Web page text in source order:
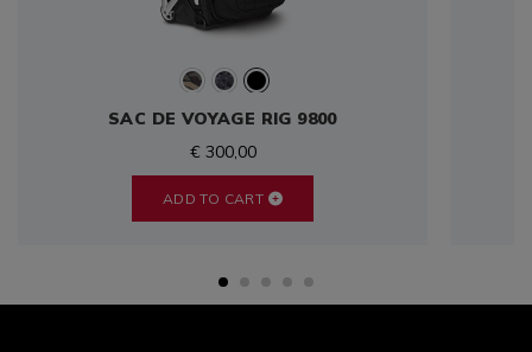
SAC DE VOYAGE RIG 9800
€ 300,00
ADD TO CART